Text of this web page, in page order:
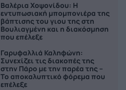
Βαλέρια Χοψονίδου: Η
εντυπωσιακή μπομπονιέρα της
βάπτισης του γιου της στη
Βουλιαγμένη και η διακόσμηση
που επέλεξε
Γαρυφαλλιά Καληφώνη:
Συνεχίζει τις διακοπές της
στην Πάρο με την παρέα της –
Το αποκαλυπτικό φόρεμα που
επέλεξε